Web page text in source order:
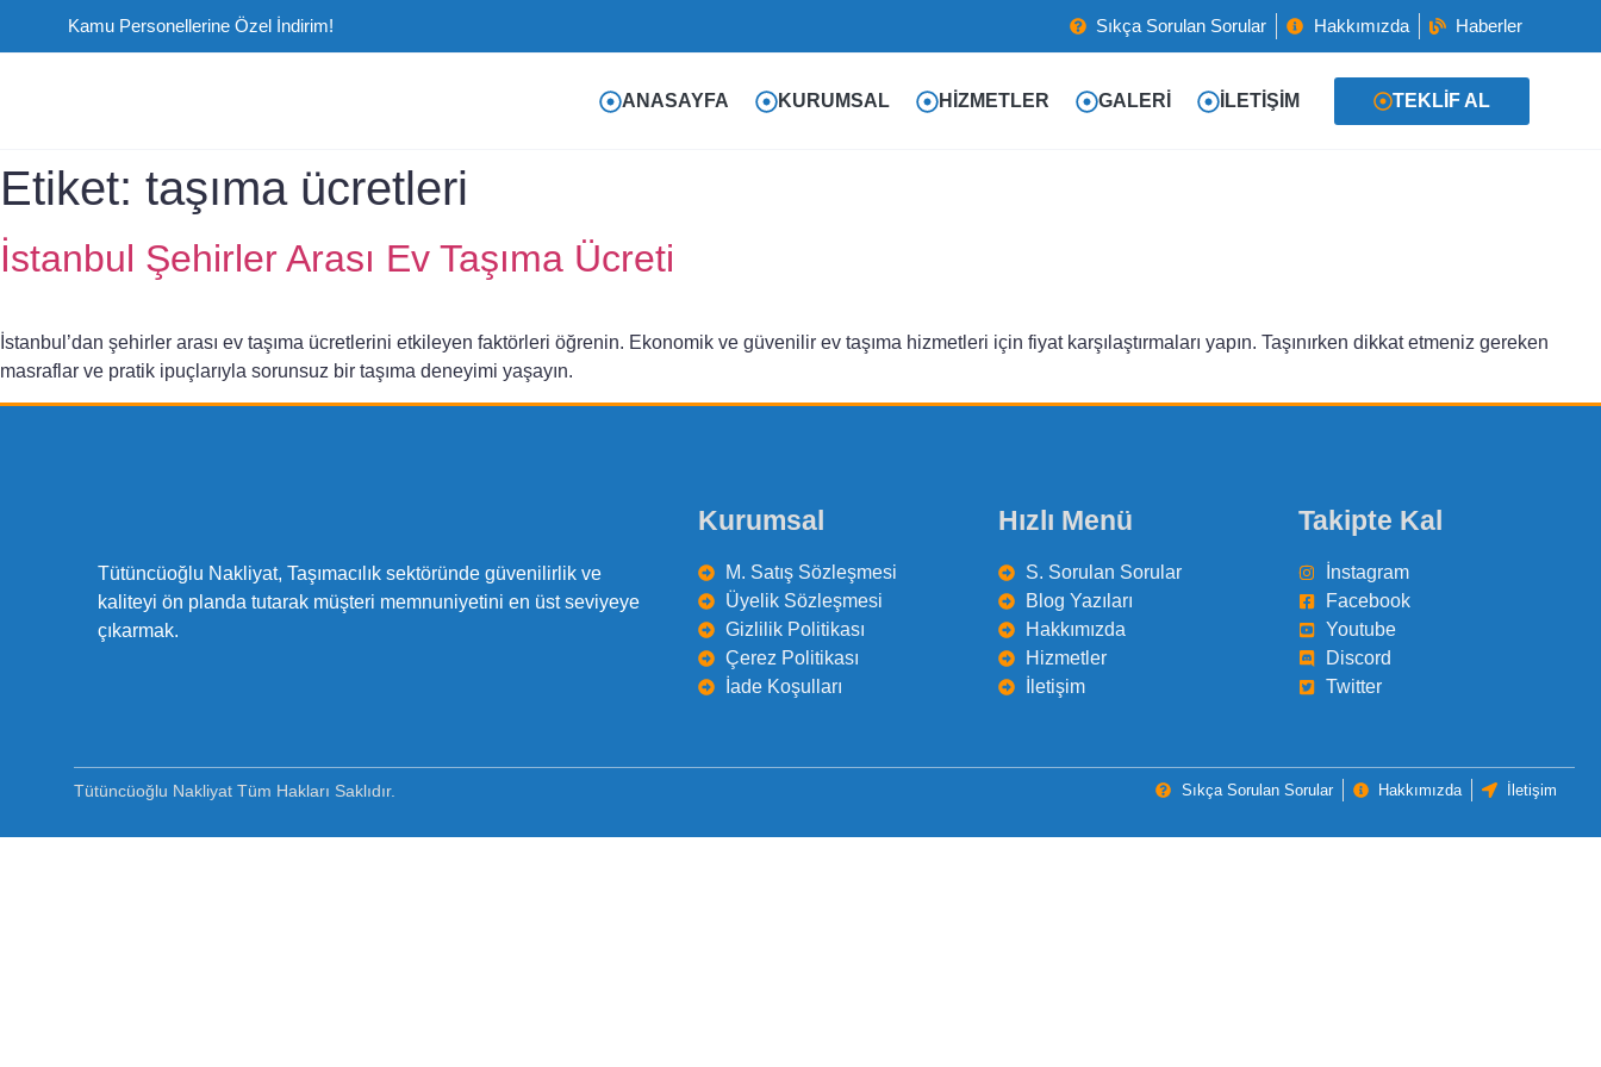
Kamu Personellerine Özel İndirim! Sıkça Sorulan Sorular Hakkımızda Haberler
ANASAYFA KURUMSAL HIZMETLER GALERI İLETIŞIM TEKLIF AL
Etiket: taşıma ücretleri
İstanbul Şehirler Arası Ev Taşıma Ücreti
İstanbul’dan şehirler arası ev taşıma ücretlerini etkileyen faktörleri öğrenin. Ekonomik ve güvenilir ev taşıma hizmetleri için fiyat karşılaştırmaları yapın. Taşınırken dikkat etmeniz gereken
masraflar ve pratik ipuçlarıyla sorunsuz bir taşıma deneyimi yaşayın.
Tütüncüoğlu Nakliyat, Taşımacılık sektöründe güvenilirlik ve
kaliteyi ön planda tutarak müşteri memnuniyetini en üst seviyeye
çıkarmak.
Kurumsal
M. Satış Sözleşmesi
Üyelik Sözleşmesi
Gizlilik Politikası
Çerez Politikası
İade Koşulları
Hızlı Menü
S. Sorulan Sorular
Blog Yazıları
Hakkımızda
Hizmetler
İletişim
Takipte Kal
İnstagram
Facebook
Youtube
Discord
Twitter
Tütüncüoğlu Nakliyat Tüm Hakları Saklıdır. Sıkça Sorulan Sorular Hakkımızda İletişim